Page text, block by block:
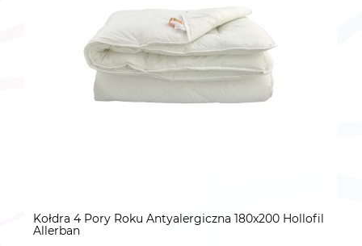
Kołdra 4 Pory Roku Antyalergiczna 180x200 Hollofil
Allerban